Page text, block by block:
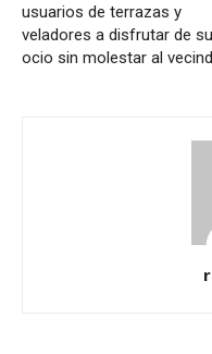
usuarios de terrazas y
veladores a disfrutar de su
ocio sin molestar al